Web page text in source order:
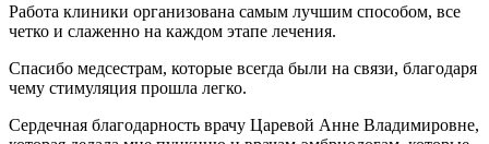
Работа клиники организована самым лучшим способом, все
четко и слаженно на каждом этапе лечения.
Спасибо медсестрам, которые всегда были на связи, благодаря
чему стимуляция прошла легко.
Сердечная благодарность врачу Царевой Анне Владимировне,